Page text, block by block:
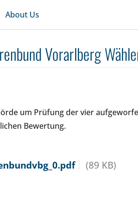
About Us
Vorarlberg
um Prüfung der vier
Bewertung.
(89 KB)